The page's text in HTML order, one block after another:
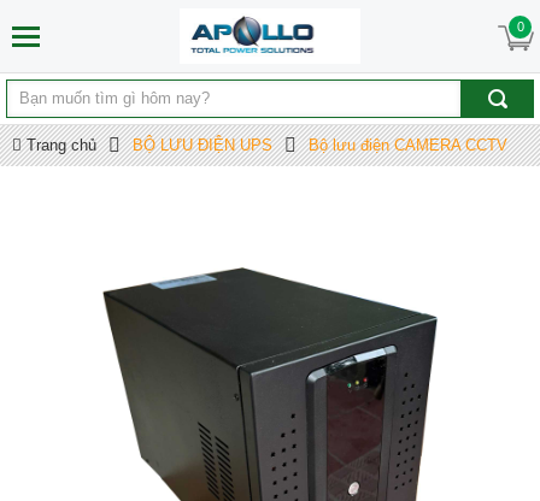
0
Trang chủ BỘ LƯU ĐIỆN UPS Bộ lưu điện CAMERA CCTV